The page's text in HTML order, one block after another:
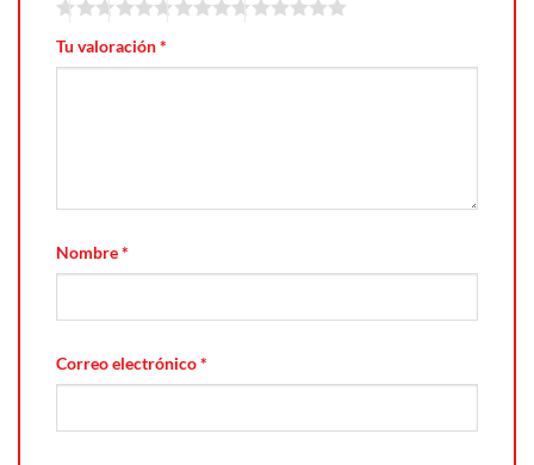
Tu valoración*
Nombre*
Correo electrónico*